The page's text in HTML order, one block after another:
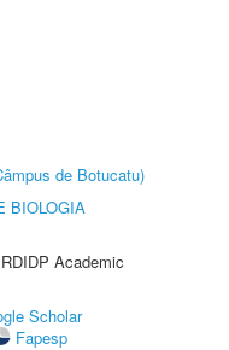
de Botucatu)
BIOLOGIA
Academic
Scholar
Fapesp